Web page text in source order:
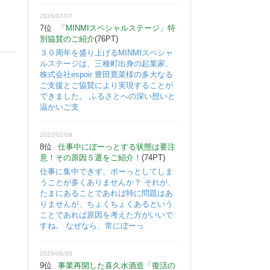
2026/07/07
7位
「MINMIスペシャルステージ」特
別協賛のご紹介(76PT)
３０周年を盛り上げるMINMIスペシャ
ルステージは、三種町出身の起業家、
株式会社espoir 豊田寛菜様の多大なる
ご支援とご協賛により実現することが
できました。 ふるさとへの深い想いと
温かいご支
2022/02/09
8位
仕事中にぼーっとする状態は要注
意！その原因５選をご紹介！ (74PT)
仕事に集中できず、ボーっとしてしま
うことが多くありませんか？ それが、
たまにあることであれば特に問題はあ
りませんが、ちょくちょくあるという
ことであれば原因を考えた方がいいで
すね。 なぜなら、常にぼーっ
2026/06/26
9位
事業再開した喜久水酒造「復活の